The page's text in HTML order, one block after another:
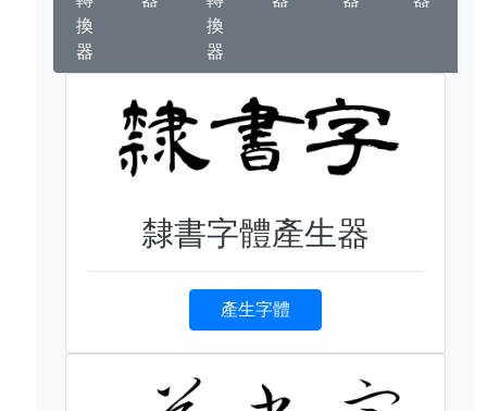
換
器
換
器
隸書字體產生器
產生字體